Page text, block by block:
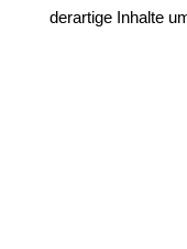
derartige Inhalte